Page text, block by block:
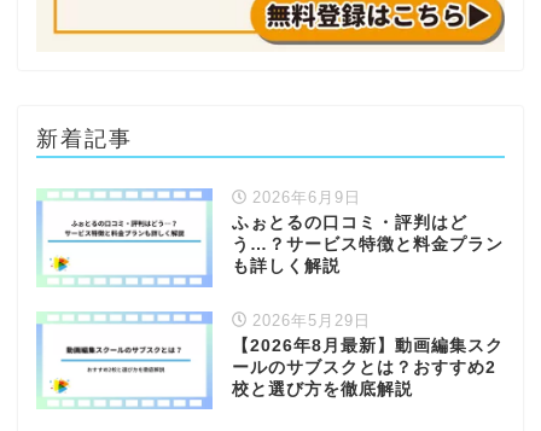
新着記事
2026年6月9日
ふぉとるの口コミ・評判はど
う…？サービス特徴と料金プラン
も詳しく解説
2026年5月29日
【2026年8月最新】動画編集スク
ールのサブスクとは？おすすめ2
校と選び方を徹底解説